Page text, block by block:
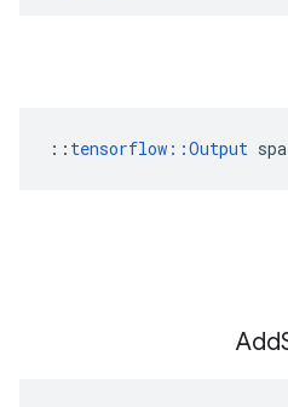
:: tensorflow::Output
Add